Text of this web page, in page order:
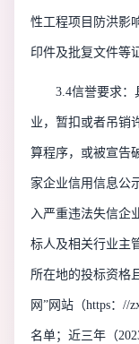
性工程项目防洪影
印件及批复文件等
3.4信誉要求：
业，暂扣或者吊销
算程序，或被宣告
家企业信用信息公
入严重违法失信企
标人及相关行业主
所在地的投标资格
网”网站（https：//
名单；近三年（